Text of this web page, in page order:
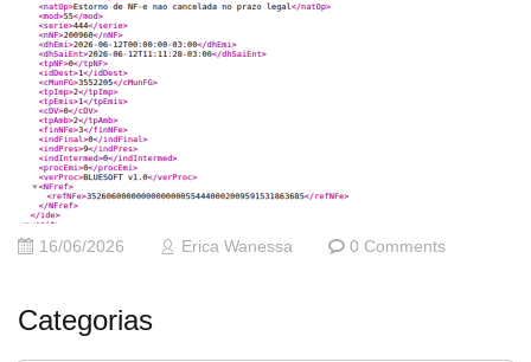
16/06/2026 Erica Wanessa 0 Comments
Categorias